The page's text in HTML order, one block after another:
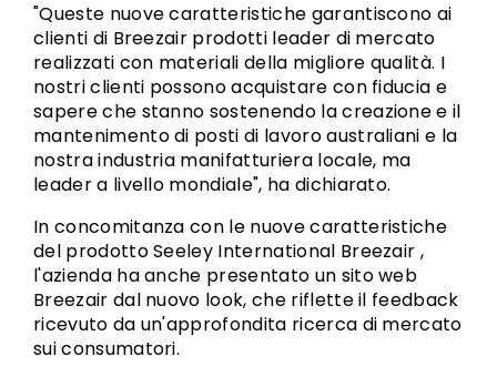
"Queste nuove caratteristiche garantiscono ai
clienti di Breezair prodotti leader di mercato
realizzati con materiali della migliore qualità. I
nostri clienti possono acquistare con fiducia e
sapere che stanno sostenendo la creazione e il
mantenimento di posti di lavoro australiani e la
nostra industria manifatturiera locale, ma
leader a livello mondiale", ha dichiarato.
In concomitanza con le nuove caratteristiche
del prodotto Seeley International Breezair ,
l'azienda ha anche presentato un sito web
Breezair dal nuovo look, che riflette il feedback
ricevuto da un'approfondita ricerca di mercato
sui consumatori.